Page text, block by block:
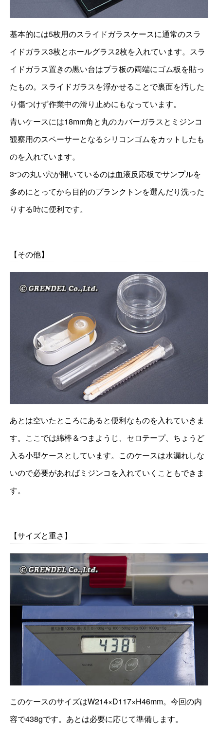
基本的には5枚用のスライドガラスケースに通常のスラ
イドガラス3枚とホールグラス2枚を入れています。スラ
イドガラス置きの黒い台はプラ板の両端にゴム板を貼っ
たもの。スライドガラスを浮かせることで裏面を汚した
り傷つけず作業中の滑り止めにもなっています。
青いケースには18mm角と丸のカバーガラスとミジンコ
観察用のスペーサーとなるシリコンゴムをカットしたも
のを入れています。
3つの丸い穴が開いているのは血液反応板でサンプルを
多めにとってから目的のプランクトンを選んだり洗った
りする時に便利です。
【その他】
あとは空いたところにあると便利なものを入れていきま
す。ここでは綿棒＆つまようじ、セロテープ、ちょうど
入る小型ケースとしています。このケースは水漏れしな
いので必要があればミジンコを入れていくこともできま
す。
【サイズと重さ】
このケースのサイズはW214×D117×H46mm。今回の内
容で438gです。あとは必要に応じて準備します。